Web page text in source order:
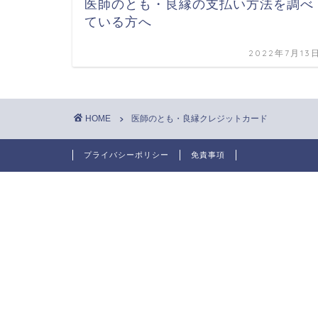
医師のとも・良縁の支払い方法を調べ
ている方へ
2022年7月13
HOME 医師のとも・良縁クレジットカード
プライバシーポリシー 免責事項